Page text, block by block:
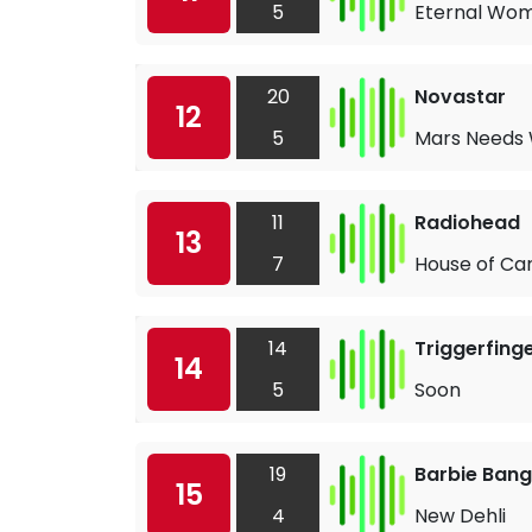
5
Eternal
12
20
5
Novastar
Mars
13
11
7
Radiohead
House of
14
14
5
Soon
15
19
4
Barbie
New Dehli